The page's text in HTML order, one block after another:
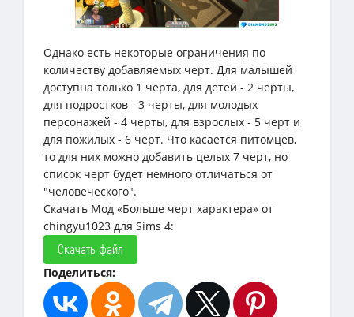
Однако есть некоторые ограничения по
количеству добавляемых черт. Для малышей
доступна только 1 черта, для детей - 2 черты,
для подростков - 3 черты, для молодых
персонажей - 4 черты, для взрослых - 5 черт и
для пожилых - 6 черт. Что касается питомцев,
то для них можно добавить целых 7 черт, но
список черт будет немного отличаться от
"человеческого".
Скачать Мод «Больше черт характера» от
chingyu1023 для Sims 4:
Скачать файл
Поделиться: